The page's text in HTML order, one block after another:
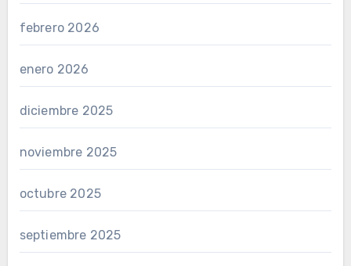
febrero 2026
enero 2026
diciembre 2025
noviembre 2025
octubre 2025
septiembre 2025